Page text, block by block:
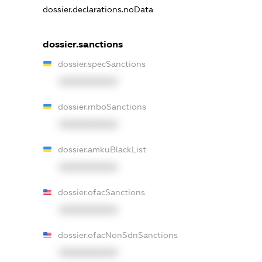
dossier.declarations.noData
dossier.sanctions
dossier.specSanctions
dossier.rnboSanctions
dossier.amkuBlackList
dossier.ofacSanctions
dossier.ofacNonSdnSanctions